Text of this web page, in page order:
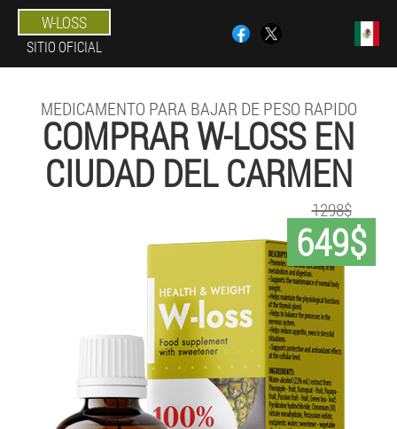
W-LOSS
SITIO OFICIAL
MEDICAMENTO PARA BAJAR DE PESO RAPIDO
COMPRAR W-LOSS EN
CIUDAD DEL CARMEN
649$
1298$